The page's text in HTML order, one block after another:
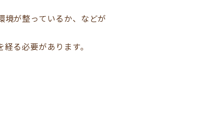
境が整っているか、などが
る必要があります。